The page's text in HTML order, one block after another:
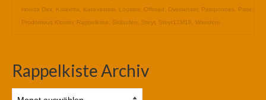
Honda Dax
Kalavrita Karavastosi Lousios Offroad Overlander, Peloponnes Piste
Prodomous Kloster, Rappelkiste Skilaufen Steyr, Steyr12M18 Wandern
Rappelkiste Archiv